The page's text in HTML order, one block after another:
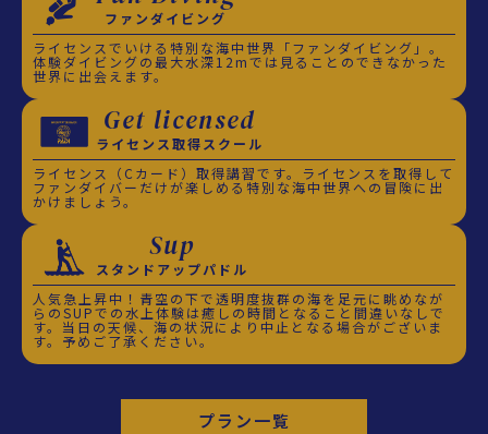
ファンダイビング
ライセンスでいける特別な海中世界「ファンダイビング」。
体験ダイビングの最大水深12mでは見ることのできなかった
世界に出会えます。
Get licensed
ライセンス取得スクール
ライセンス（Cカード）取得講習です。ライセンスを取得して
ファンダイバーだけが楽しめる特別な海中世界への冒険に出
かけましょう。
Sup
スタンドアップパドル
人気急上昇中！青空の下で透明度抜群の海を足元に眺めなが
らのSUPでの水上体験は癒しの時間となること間違いなしで
す。当日の天候、海の状況により中止となる場合がございま
す。予めご了承ください。
プラン一覧